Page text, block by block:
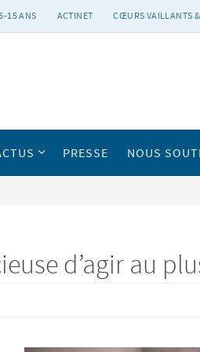
15 ANS ACTINET CŒURS VAILLANTS
PRESSE NOUS
d’agir au